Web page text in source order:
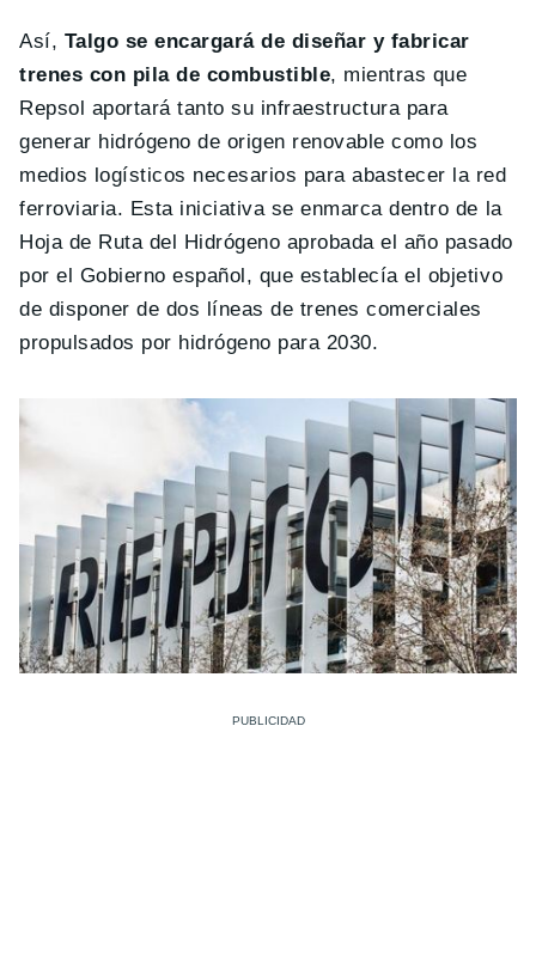
Así, Talgo se encargará de diseñar y fabricar
trenes con pila de combustible, mientras que
Repsol aportará tanto su infraestructura para
generar hidrógeno de origen renovable como los
medios logísticos necesarios para abastecer la red
ferroviaria. Esta iniciativa se enmarca dentro de la
Hoja de Ruta del Hidrógeno aprobada el año pasado
por el Gobierno español, que establecía el objetivo
de disponer de dos líneas de trenes comerciales
propulsados por hidrógeno para 2030.